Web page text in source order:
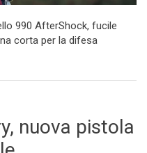
990 AfterShock, fucile
corta per la difesa
nuova pistola